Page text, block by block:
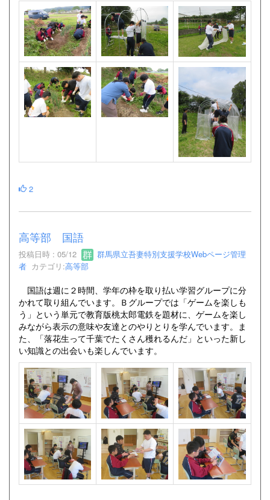
2
高等部 国語
投稿日時 : 05/12
群馬県立吾妻特別支援学校Webページ管理
者 カテゴリ:高等部
国語は週に２時間、学年の枠を取り払い学習グループに分
かれて取り組んでいます。Ｂグループでは「ゲームを楽しも
う」という単元で教育版桃太郎電鉄を題材に、ゲームを楽し
みながら表示の意味や友達とのやりとりを学んでいます。ま
た、「落花生って千葉でたくさん穫れるんだ」といった新し
い知識との出会いも楽しんでいます。